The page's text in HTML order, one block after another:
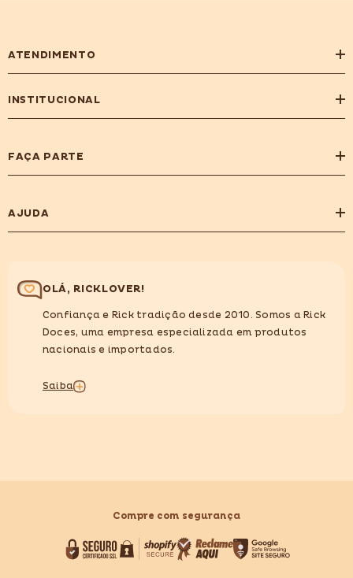
ATENDIMENTO
INSTITUCIONAL
FAÇA PARTE
AJUDA
OLÁ, RICKLOVER!
Confiança e Rick tradição desde 2010. Somos a Rick
Doces, uma empresa especializada em produtos
nacionais e importados.
Saiba
Compre com segurança